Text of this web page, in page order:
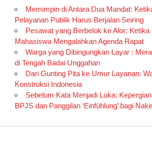
Memimpin di Antara Dua Mandat:
Pelayanan Publik Harus Berjalan Seiring
Pesawat yang Berbelok ke Alor: Ketika
Mahasiswa Mengalahkan Agenda Rapat
Warga yang Dibingungkan Layar :
di Tengah Badai Unggahan
Dari Gunting Pita ke Umur Layanan:
Konstruksi Indonesia
Sebelum Kata Menjadi Luka:
BPJS dan Panggilan ‘Einfühlung’ bagi